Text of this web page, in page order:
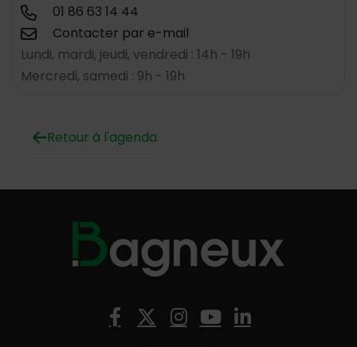
01 86 63 14 44
Contacter par e-mail
Lundi, mardi, jeudi, vendredi : 14h - 19h
Mercredi, samedi : 9h - 19h
Retour à l'agenda
Facebook
X (Twitter)
Instagram
YouTube
LinkedIn